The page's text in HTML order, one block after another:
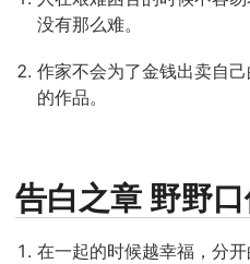
没有那么难。
作家不会为了金钱出卖自
的作品。
告白之章 野野
在一起的时候越幸福，分开